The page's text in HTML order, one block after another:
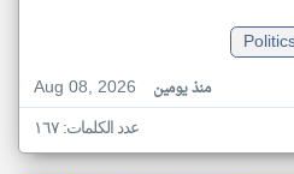
Aug 08, 2026
منذ يومين
عدد الكلمات: ١٦٧